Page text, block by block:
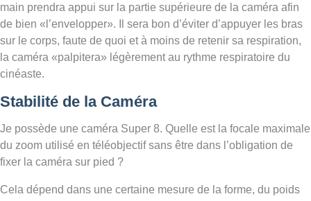
main prendra appui sur la partie supérieure de la caméra afin
de bien «l’envelopper». Il sera bon d’éviter d’appuyer les bras
sur le corps, faute de quoi et à moins de retenir sa respiration,
la caméra «palpitera» légèrement au rythme respiratoire du
cinéaste.
Stabilité de la Caméra
Je possède une caméra Super 8. Quelle est la focale maximale
du zoom utilisé en téléobjectif sans être dans l’obligation de
fixer la caméra sur pied ?
Cela dépend dans une certaine mesure de la forme, du poids